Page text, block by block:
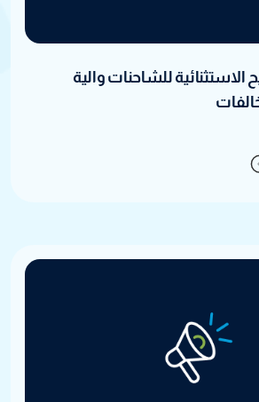
الاستثنائية للشاحنات والية